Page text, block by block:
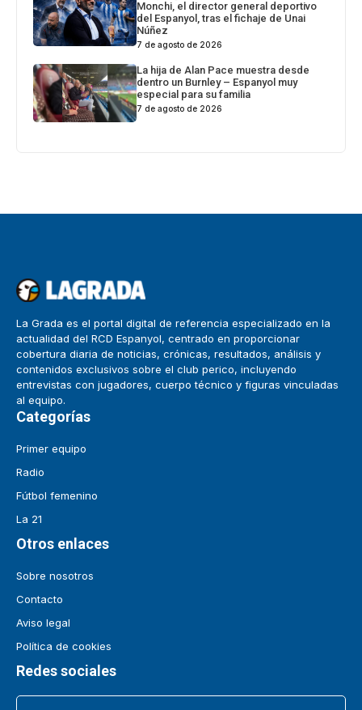
Monchi, el director general deportivo
del Espanyol, tras el fichaje de Unai
Núñez
7 de agosto de 2026
La hija de Alan Pace muestra desde
dentro un Burnley – Espanyol muy
especial para su familia
7 de agosto de 2026
La Grada es el portal digital de referencia especializado en la
actualidad del RCD Espanyol, centrado en proporcionar
cobertura diaria de noticias, crónicas, resultados, análisis y
contenidos exclusivos sobre el club perico, incluyendo
entrevistas con jugadores, cuerpo técnico y figuras vinculadas
al equipo.
Categorías
Primer equipo
Radio
Fútbol femenino
La 21
Otros enlaces
Sobre nosotros
Contacto
Aviso legal
Política de cookies
Redes sociales